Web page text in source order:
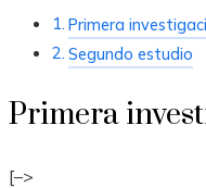
Primera
Segundo estudio
Primera
[–>